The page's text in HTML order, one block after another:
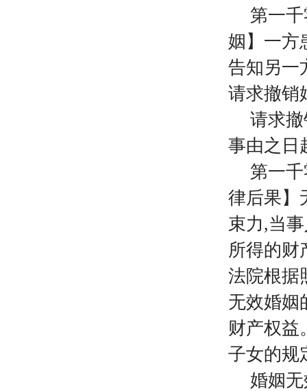
第一
姻】一方
告知另一
请求撤销
请求
事由之日
第一
律后果】
束力,当
所得的财
法院根据
无效婚姻
财产权益
子女的规
婚姻